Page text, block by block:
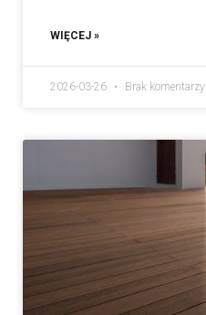
WIĘCEJ »
2026-03-26 Brak komentarzy